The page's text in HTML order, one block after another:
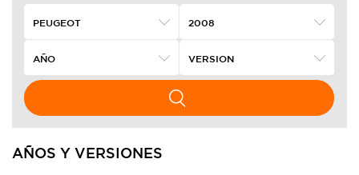
AÑOS Y VERSIONES